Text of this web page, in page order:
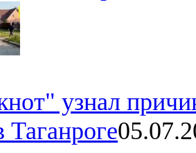
узнал
Таганроге